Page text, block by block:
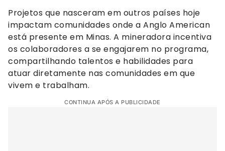
Projetos que nasceram em outros países hoje
impactam comunidades onde a Anglo American
está presente em Minas. A mineradora incentiva
os colaboradores a se engajarem no programa,
compartilhando talentos e habilidades para
atuar diretamente nas comunidades em que
vivem e trabalham.
CONTINUA APÓS A PUBLICIDADE